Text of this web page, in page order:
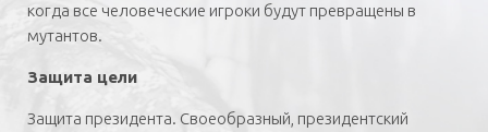
когда все человеческие игроки будут превращены в
мутантов.
Защита цели
Защита президента. Своеобразный, президентский